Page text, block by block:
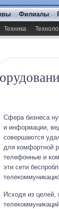
Филиалы
Техника
Сфера бизнеса
и информации,
совершаются
для комфортной
телефонные и
эти сети
Исходя из целей,